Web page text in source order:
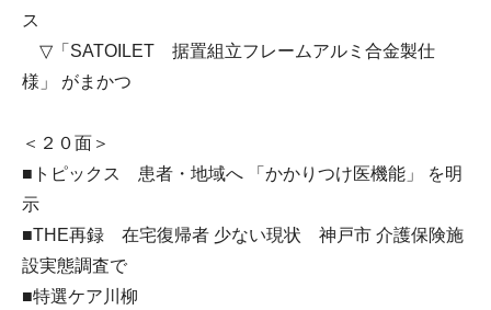
ス
▽「SATOILET 据置組立フレームアルミ合金製仕
様」 がまかつ
＜２０面＞
■トピックス 患者・地域へ 「かかりつけ医機能」 を明
示
■THE再録 在宅復帰者 少ない現状 神戸市 介護保険施
設実態調査で
■特選ケア川柳